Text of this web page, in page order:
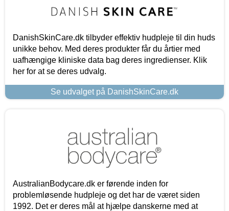
DanishSkinCare.dk tilbyder effektiv hudpleje til din huds
unikke behov. Med deres produkter får du årtier med
uafhængige kliniske data bag deres ingredienser. Klik
her for at se deres udvalg.
Se udvalget på DanishSkinCare.dk
AustralianBodycare.dk er førende inden for
problemløsende hudpleje og det har de været siden
1992. Det er deres mål at hjælpe danskerne med at